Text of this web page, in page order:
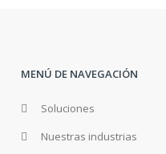
MENÚ DE NAVEGACIÓN
Soluciones
Nuestras industrias